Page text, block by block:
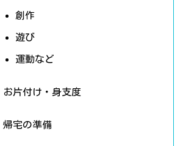
創作
遊び
運動など
お片付け・身支度
帰宅の準備